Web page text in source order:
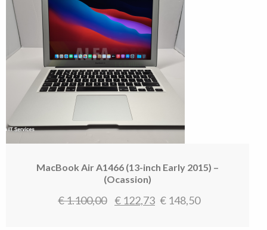
MacBook Air A1466 (13-inch Early 2015) –
(Ocassion)
€1.100,00
Oorspronkelijke
€ 122,73 Huidige
€ 148,50